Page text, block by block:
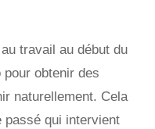
travail au début du
obtenir des
naturellement. Cela
passé qui intervient